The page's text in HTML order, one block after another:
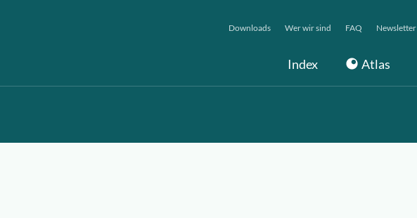
Index Atlas
Downloads Wer wir sind FAQ Newsletter